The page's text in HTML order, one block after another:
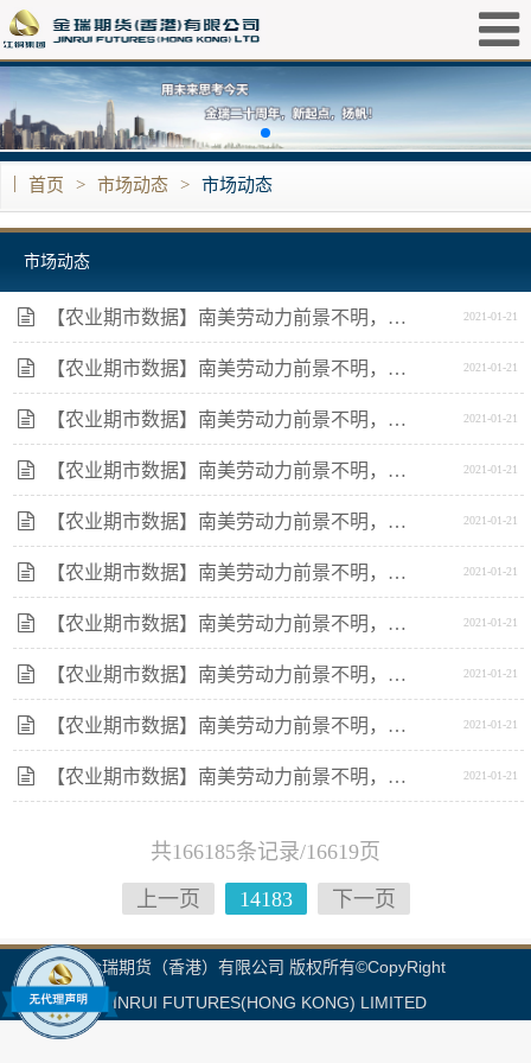
| 首页 > 市场动态 > 市场动态
市场动态
【农业期市数据】南美劳动力前景不明，美豆期货企稳 2021-01-21
【农业期市数据】南美劳动力前景不明，美豆期货企稳 2021-01-21
【农业期市数据】南美劳动力前景不明，美豆期货企稳 2021-01-21
【农业期市数据】南美劳动力前景不明，美豆期货企稳 2021-01-21
【农业期市数据】南美劳动力前景不明，美豆期货企稳 2021-01-21
【农业期市数据】南美劳动力前景不明，美豆期货企稳 2021-01-21
【农业期市数据】南美劳动力前景不明，美豆期货企稳 2021-01-21
【农业期市数据】南美劳动力前景不明，美豆期货企稳 2021-01-21
【农业期市数据】南美劳动力前景不明，美豆期货企稳 2021-01-21
【农业期市数据】南美劳动力前景不明，美豆期货企稳 2021-01-21
共166185条记录/16619页
上一页
14183 下一页
金瑞期货（香港）有限公司 版权所有©CopyRight
JINRUI FUTURES(HONG KONG) LIMITED